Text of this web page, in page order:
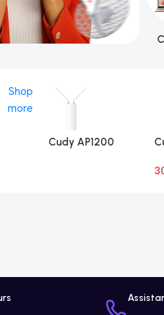
Shop
more
Cudy AP1200